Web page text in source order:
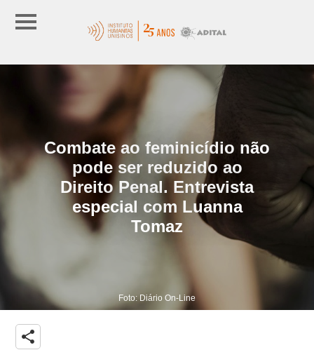
Combate ao feminicídio não
pode ser reduzido ao
Direito Penal. Entrevista
especial com Luanna
Tomaz
Foto: Diário On-Line
share